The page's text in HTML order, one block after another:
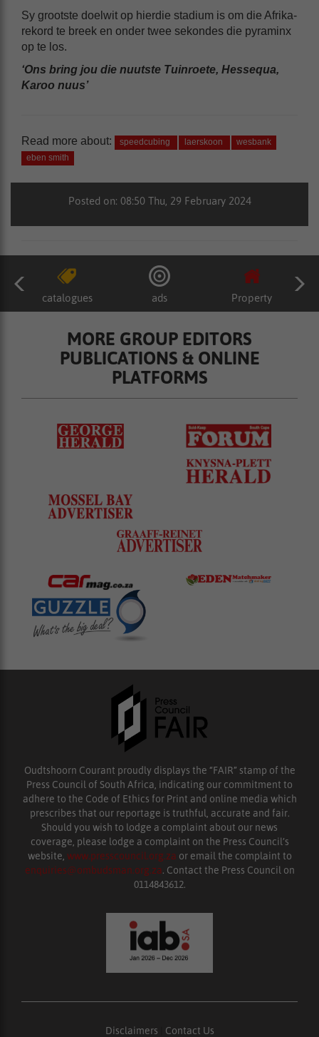
Sy grootste doelwit op hierdie stadium is om die Afrika-
rekord te breek en onder twee sekondes die pyraminx
op te los.
‘Ons bring jou die nuutste Tuinroete, Hessequa,
Karoo nuus’
Read more about: speedcubing laerskoon
wesbank
eben smith
Posted on: 08:50 Thu, 29 February 2024
catalogues ads Property
MORE GROUP EDITORS
PUBLICATIONS & ONLINE
PLATFORMS
Oudtshoorn Courant proudly displays the “FAIR” stamp of the
Press Council of South Africa, indicating our commitment to
adhere to the Code of Ethics for Print and online media which
prescribes that our reportage is truthful, accurate and fair.
Should you wish to lodge a complaint about our news
coverage, please lodge a complaint on the Press Council’s
website, www.presscouncil.org.za or email the complaint to
enquiries@ombudsman.org.za. Contact the Press Council on
0114843612.
Disclaimers Contact Us